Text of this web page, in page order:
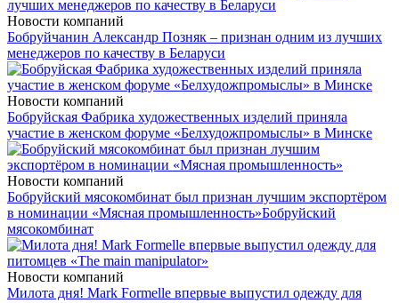
Новости компаний
Бобруйчанин Александр Позняк – признан одним из лучших
менеджеров по качеству в Беларуси
Новости компаний
Бобруйская Фабрика художественных изделий приняла
участие в женском форуме «Белхудожпромыслы» в Минске
Новости компаний
Бобруйский мясокомбинат был признан лучшим экспортёром
в номинации «Мясная промышленность»Бобруйский
мясокомбинат
Новости компаний
Милота дня! Mark Formelle впервые выпустил одежду для